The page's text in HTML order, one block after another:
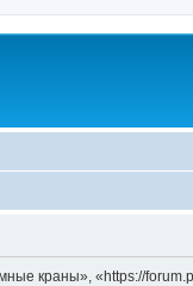
краны», «https://